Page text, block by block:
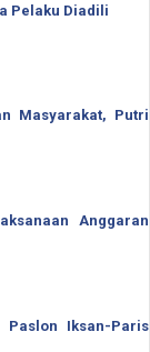
Pelaku Diadili
Masyarakat, Putri
Anggaran
Paslon Iksan-Paris